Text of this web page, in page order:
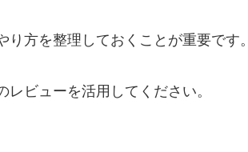
り方を整理しておくことが重要です
ビューを活用してください。